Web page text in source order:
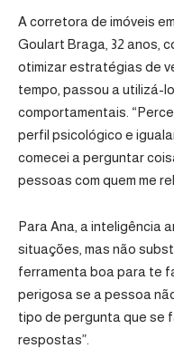
A corretora de imóveis
Goulart Braga, 32 anos,
otimizar estratégias de
tempo, passou a utilizá-
comportamentais.
perfil psicológico e
comecei a perguntar
pessoas com quem me
Para Ana, a inteligência
situações, mas não
ferramenta boa para te
perigosa se a pessoa
tipo de pergunta que se
respostas”.